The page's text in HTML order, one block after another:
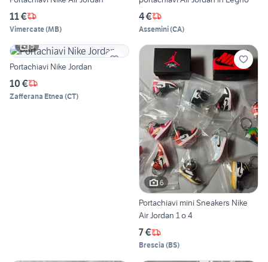
11 €
Vimercate(MB)
4 €
Assemini(CA)
5
Portachiavi Nike Jordan
10 €
Zafferana Etnea (CT)
6
Portachiavi mini Sneakers Nike
Air Jordan 1 o 4
7 €
Brescia (BS)